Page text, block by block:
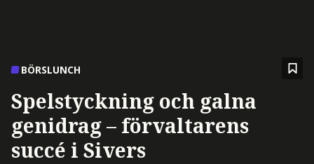
BÖRSLUNCH
Spelstyckning och galna
genidrag – förvaltarens
succé i Sivers